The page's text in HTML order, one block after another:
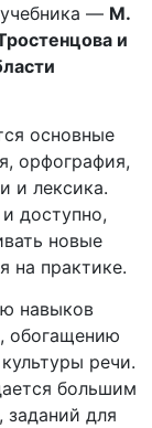
— М.
и
основные
орфография,
и лексика.
доступно,
новые
на практике.
навыков
обогащению
речи.
большим
для